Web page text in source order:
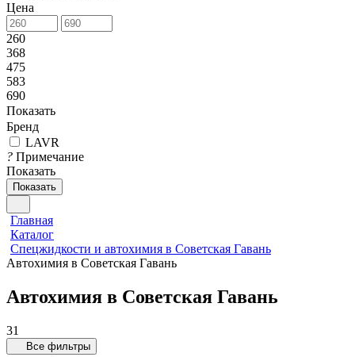
Цена
260
368
475
583
690
Показать
Бренд
LAVR
? Примечание
Показать
Показать
Главная
Каталог
Спецжидкости и автохимия в Советская Гавань
Автохимия в Советская Гавань
Автохимия в Советская Гавань
31
Все фильтры